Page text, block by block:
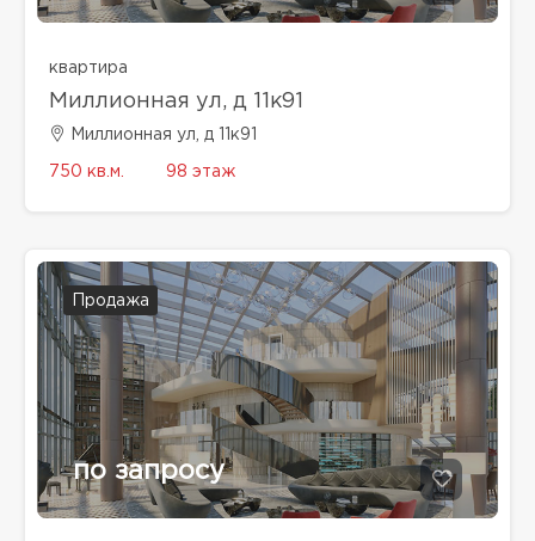
квартира
Миллионная ул, д 11к91
Миллионная ул, д 11к91
750 кв.м. 98 этаж
Продажа
по запросу